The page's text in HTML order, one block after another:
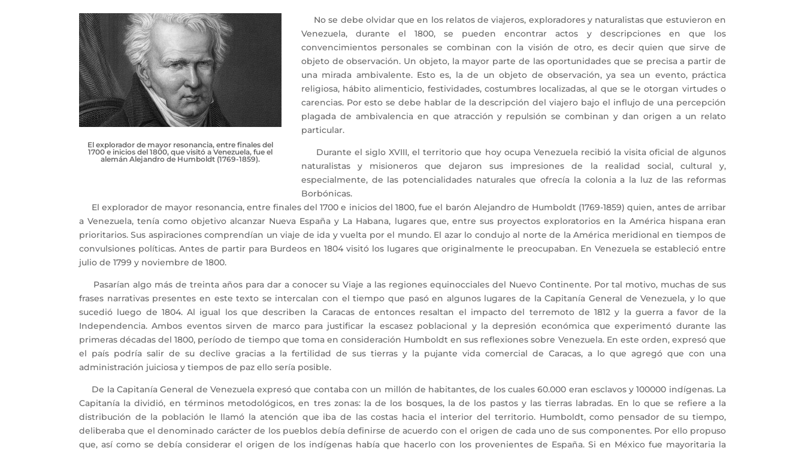
El explorador de mayor resonancia, entre finales del
1700 e inicios del 1800, que visitó a Venezuela, fue el
alemán Alejandro de Humboldt (1769-1859).
No se debe olvidar que en los relatos de viajeros, exploradores y naturalistas que estuvieron en
Venezuela, durante el 1800, se pueden encontrar actos y descripciones en que los
convencimientos personales se combinan con la visión de otro, es decir quien que sirve de
objeto de observación. Un objeto, la mayor parte de las oportunidades que se precisa a partir de
una mirada ambivalente. Esto es, la de un objeto de observación, ya sea un evento, práctica
religiosa, hábito alimenticio, festividades, costumbres localizadas, al que se le otorgan virtudes o
carencias. Por esto se debe hablar de la descripción del viajero bajo el influjo de una percepción
plagada de ambivalencia en que atracción y repulsión se combinan y dan origen a un relato
particular.
Durante el siglo XVIII, el territorio que hoy ocupa Venezuela recibió la visita oficial de algunos
naturalistas y misioneros que dejaron sus impresiones de la realidad social, cultural y,
especialmente, de las potencialidades naturales que ofrecía la colonia a la luz de las reformas
Borbónicas.
El explorador de mayor resonancia, entre finales del 1700 e inicios del 1800, fue el barón Alejandro de Humboldt (1769-1859) quien, antes de arribar
a Venezuela, tenía como objetivo alcanzar Nueva España y La Habana, lugares que, entre sus proyectos exploratorios en la América hispana eran
prioritarios. Sus aspiraciones comprendían un viaje de ida y vuelta por el mundo. El azar lo condujo al norte de la América meridional en tiempos de
convulsiones políticas. Antes de partir para Burdeos en 1804 visitó los lugares que originalmente le preocupaban. En Venezuela se estableció entre
julio de 1799 y noviembre de 1800.
Pasarían algo más de treinta años para dar a conocer su Viaje a las regiones equinocciales del Nuevo Continente. Por tal motivo, muchas de sus
frases narrativas presentes en este texto se intercalan con el tiempo que pasó en algunos lugares de la Capitanía General de Venezuela, y lo que
sucedió luego de 1804. Al igual los que describen la Caracas de entonces resaltan el impacto del terremoto de 1812 y la guerra a favor de la
Independencia. Ambos eventos sirven de marco para justificar la escasez poblacional y la depresión económica que experimentó durante las
primeras décadas del 1800, período de tiempo que toma en consideración Humboldt en sus reflexiones sobre Venezuela. En este orden, expresó que
el país podría salir de su declive gracias a la fertilidad de sus tierras y la pujante vida comercial de Caracas, a lo que agregó que con una
administración juiciosa y tiempos de paz ello sería posible.
De la Capitanía General de Venezuela expresó que contaba con un millón de habitantes, de los cuales 60.000 eran esclavos y 100000 indígenas. La
Capitanía la dividió, en términos metodológicos, en tres zonas: la de los bosques, la de los pastos y las tierras labradas. En lo que se refiere a la
distribución de la población le llamó la atención que iba de las costas hacia el interior del territorio. Humboldt, como pensador de su tiempo,
deliberaba que el denominado carácter de los pueblos debía definirse de acuerdo con el origen de cada uno de sus componentes. Por ello propuso
que, así como se debía considerar el origen de los indígenas había que hacerlo con los provenientes de España. Si en México fue mayoritaria la